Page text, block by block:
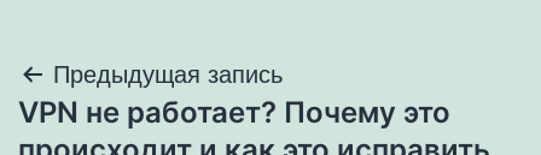
Навигация
по
Предыдущая запись
VPN не работает? Почему это